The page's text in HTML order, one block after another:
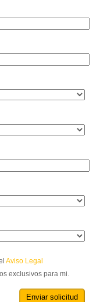
Aviso Legal
exclusivos para mi.
Enviar solicitud